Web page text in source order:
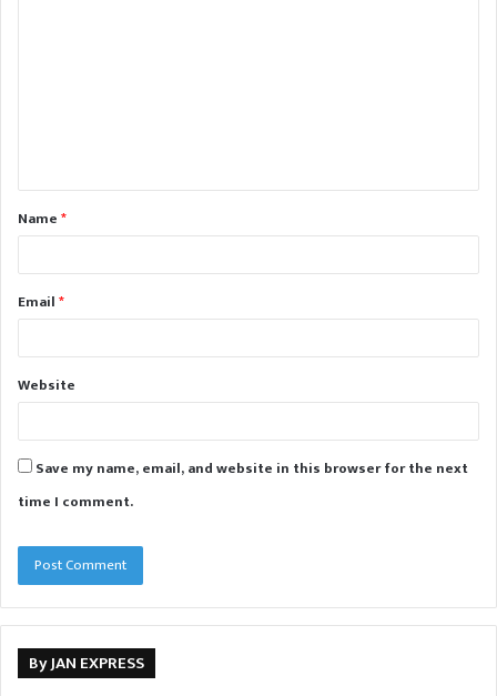
t
*Name*
Email*
Website
Save my name, email, and website in this browser for the next
time I comment.
By JAN EXPRESS